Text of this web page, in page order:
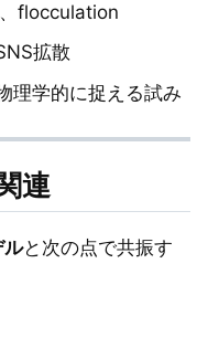
flocculation
拡散
理学的に捉える試み
連
ルと次の点で共振す